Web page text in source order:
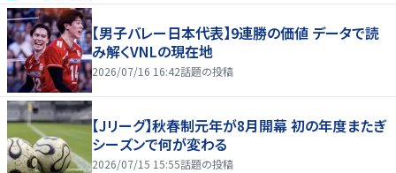
【男子バレー日本代表】9連勝の価値 データで読
み解くVNLの現在地
2026/07/16 16:42話題の投稿
【Jリーグ】秋春制元年が8月開幕 初の年度またぎ
シーズンで何が変わる
2026/07/15 15:55話題の投稿